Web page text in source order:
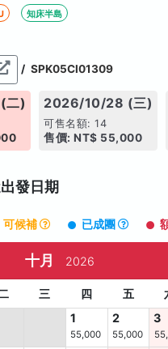
知床半島
/ SPK05CI01309
二) 2026/10/28 (三)
可售名額: 14
售價: NT$ 55,000
發日期
可候補 已成團
十月 2026
三 四 五
1
55,000
2
55,000
3